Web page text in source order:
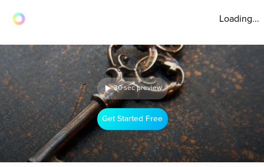
Loading...
30 sec preview
Get Started Free